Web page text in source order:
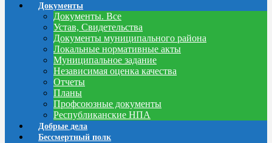
Документы
Документы. Все
Устав, Свидетельства
Документы муниципального района
Локальные нормативные акты
Муниципальное задание
Независимая оценка качества
Отчеты
Планы
Профсоюзные документы
Республиканские НПА
Добрые дела
Бессмертный полк